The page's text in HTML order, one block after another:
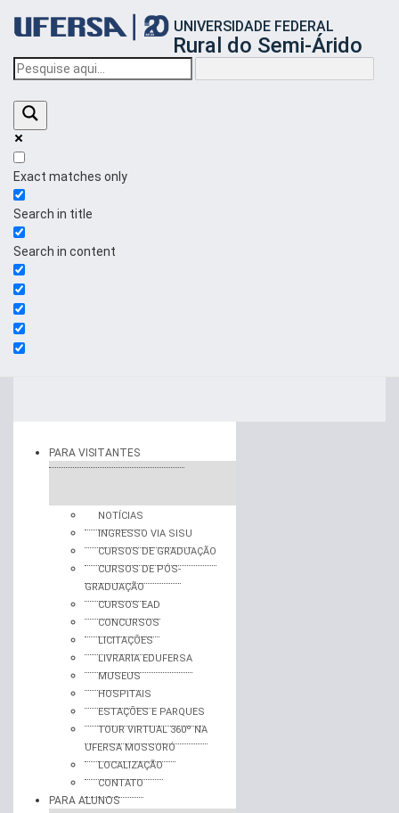
portal
UFERSA
UNIVERSIDADE FEDERAL
Rural do Semi-Árido
Exact matches only
Search in title
Search in content
PARA VISITANTES
NOTÍCIAS
INGRESSO VIA SISU
CURSOS DE GRADUAÇÃO
CURSOS DE PÓS-
GRADUAÇÃO
CURSOS EAD
CONCURSOS
LICITAÇÕES
LIVRARIA EDUFERSA
MUSEUS
HOSPITAIS
ESTAÇÕES E PARQUES
TOUR VIRTUAL 360º NA
UFERSA MOSSORÓ
LOCALIZAÇÃO
CONTATO
PARA ALUNOS